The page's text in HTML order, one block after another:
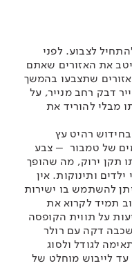
לצבוע. לפני
את האזורים שאתם
שתצבעו בהמשך
דבק רחב מנייר, על
מבלי להוריד את
רהיט עץ
של טמבור – צבע
תקן ירוק, מה שהופך
ותינוקות. אין
להשתמש בו ישירות
תמיד לקרוא את
על תווית הקופסה
דקה עם רולר
לגודל ולסוג
לייבוש מוחלט של